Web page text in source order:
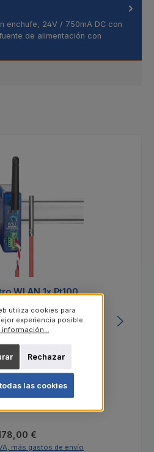
enchufe, 24V / 750mA DC con
de alimentación con
WLAN 1x Pt100
normal:
€
más gastos de envío
utiliza cookies para
experiencia posible.
información...
Rechazar
las cookies